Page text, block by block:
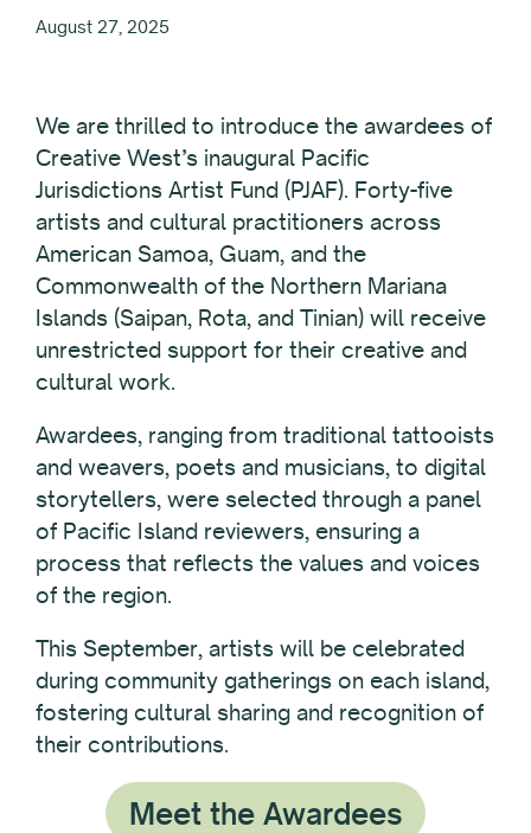
August 27, 2025
We are thrilled to introduce the awardees of
Creative West’s inaugural Pacific
Jurisdictions Artist Fund (PJAF). Forty-five
artists and cultural practitioners across
American Samoa, Guam, and the
Commonwealth of the Northern Mariana
Islands (Saipan, Rota, and Tinian) will receive
unrestricted support for their creative and
cultural work.
Awardees, ranging from traditional tattooists
and weavers, poets and musicians, to digital
storytellers, were selected through a panel
of Pacific Island reviewers, ensuring a
process that reflects the values and voices
of the region.
This September, artists will be celebrated
during community gatherings on each island,
fostering cultural sharing and recognition of
their contributions.
Meet the Awardees